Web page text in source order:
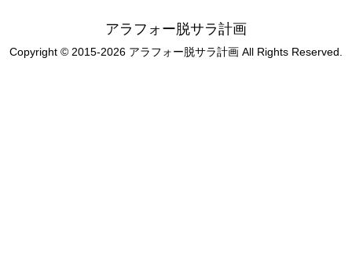
アラフォー脱サラ計画
Copyright © 2015-2026 アラフォー脱サラ計画 All Rights Reserved.